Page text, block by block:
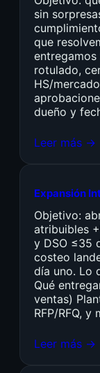
sin
que
rotulado,
HS/
dueño y
Leer más →
Expansión
Objetivo:
atribuibles
y DSO ≤35
costeo
día uno. Lo
Qué
ventas)
RFP/RFQ,
Leer más →